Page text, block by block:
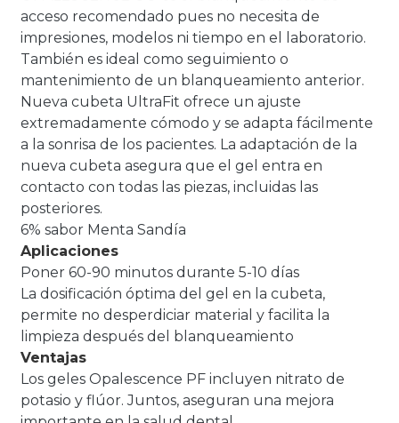
acceso recomendado pues no necesita de
impresiones, modelos ni tiempo en el laboratorio.
También es ideal como seguimiento o
mantenimiento de un blanqueamiento anterior.
Nueva cubeta UltraFit ofrece un ajuste
extremadamente cómodo y se adapta fácilmente
a la sonrisa de los pacientes. La adaptación de la
nueva cubeta asegura que el gel entra en
contacto con todas las piezas, incluidas las
posteriores.
6% sabor Menta Sandía
Aplicaciones
Poner 60-90 minutos durante 5-10 días
La dosificación óptima del gel en la cubeta,
permite no desperdiciar material y facilita la
limpieza después del blanqueamiento
Ventajas
Los geles Opalescence PF incluyen nitrato de
potasio y flúor. Juntos, aseguran una mejora